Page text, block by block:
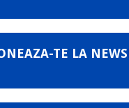
TE LA